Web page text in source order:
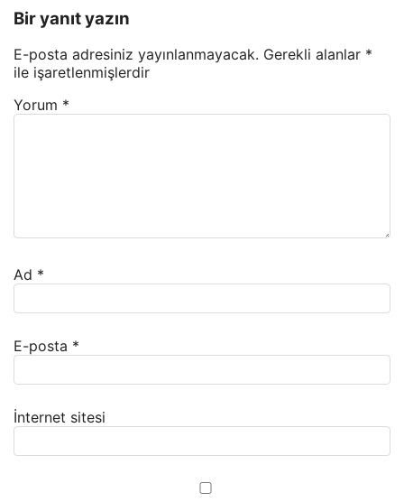
Bir yanıt yazın
E-posta adresiniz yayınlanmayacak. Gerekli alanlar *
ile işaretlenmişlerdir
Yorum *
Ad *
E-posta *
İnternet sitesi